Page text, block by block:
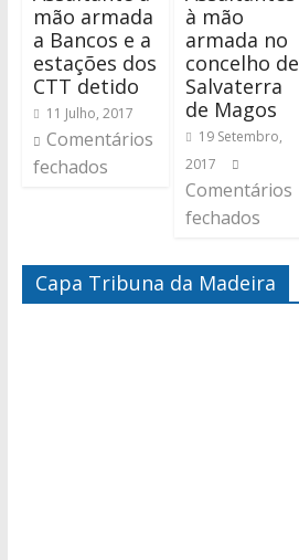
mão armada
a Bancos e a
estações dos
CTT detido
11 Julho, 2017
Comentários
fechados
à mão
armada no
concelho de
Salvaterra
de Magos
19 Setembro,
2017
Comentários
fechados
Capa Tribuna da Madeira